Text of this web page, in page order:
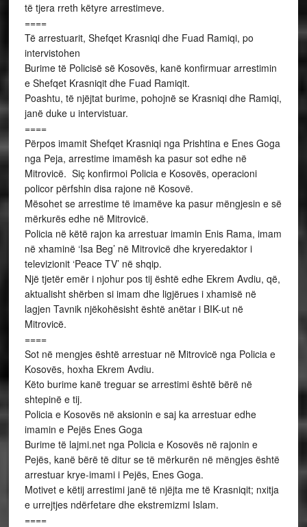
të tjera rreth këtyre arrestimeve.
====
Të arrestuarit, Shefqet Krasniqi dhe Fuad Ramiqi, po
intervistohen
Burime të Policisë së Kosovës, kanë konfirmuar arrestimin
e Shefqet Krasniqit dhe Fuad Ramiqit.
Poashtu, të njëjtat burime, pohojnë se Krasniqi dhe Ramiqi,
janë duke u intervistuar.
====
Përpos imamit Shefqet Krasniqi nga Prishtina e Enes Goga
nga Peja, arrestime imamësh ka pasur sot edhe në
Mitrovicë. Siç konfirmoi Policia e Kosovës, operacioni
policor përfshin disa rajone në Kosovë.
Mësohet se arrestime të imamëve ka pasur mëngjesin e së
mërkurës edhe në Mitrovicë.
Policia në këtë rajon ka arrestuar imamin Enis Rama, imam
në xhaminë ‘Isa Beg’ në Mitrovicë dhe kryeredaktor i
televizionit ‘Peace TV’ në shqip.
Një tjetër emër i njohur pos tij është edhe Ekrem Avdiu, që,
aktualisht shërben si imam dhe ligjërues i xhamisë në
lagjen Tavnik njëkohësisht është anëtar i BIK-ut në
Mitrovicë.
====
Sot në mengjes është arrestuar në Mitrovicë nga Policia e
Kosovës, hoxha Ekrem Avdiu.
Këto burime kanë treguar se arrestimi është bërë në
shtepinë e tij.
Policia e Kosovës në aksionin e saj ka arrestuar edhe
imamin e Pejës Enes Goga
Burime të lajmi.net nga Policia e Kosovës në rajonin e
Pejës, kanë bërë të ditur se të mërkurën në mëngjes është
arrestuar krye-imami i Pejës, Enes Goga.
Motivet e këtij arrestimi janë të njëjta me të Krasniqit; nxitja
e urrejtjes ndërfetare dhe ekstremizmi Islam.
====